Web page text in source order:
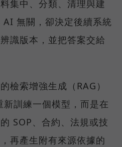
集中、分類、清理與建
無關，卻決定後續系統
識版本，並把答案交給
檢索增強生成（RAG）
訓練一個模型，而是在
SOP、合約、法規或技
再產生附有來源依據的